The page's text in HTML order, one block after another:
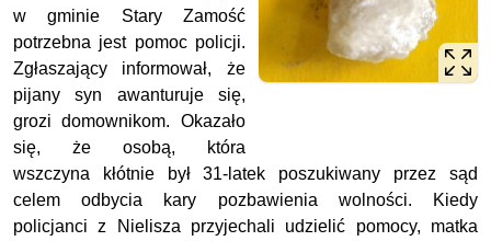
w gminie Stary Zamość
potrzebna jest pomoc policji.
Zgłaszający informował, że
pijany syn awanturuje się,
grozi domownikom. Okazało
się, że osobą, która
wszczyna kłótnie był 31-latek poszukiwany przez sąd
celem odbycia kary pozbawienia wolności. Kiedy
policjanci z Nielisza przyjechali udzielić pomocy, matka